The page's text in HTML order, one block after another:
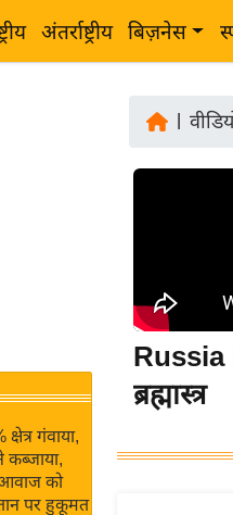
अंतर्राष्ट्रीय बिज़नेस
गंवाया,
कब्जाया,
को
पर हुकूमत
Russia
ब्रह्मास्त्र